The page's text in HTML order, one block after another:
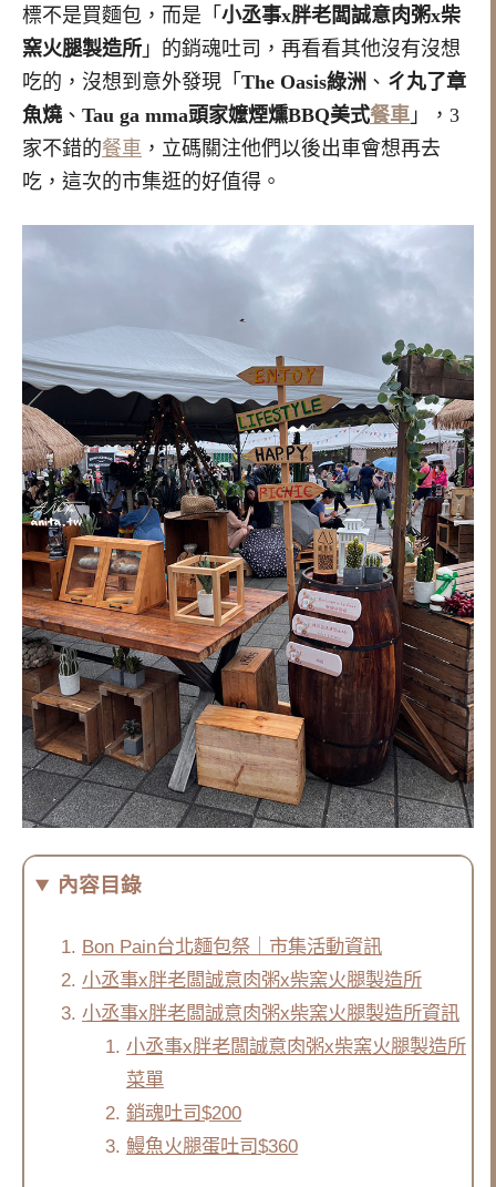
標不是買麵包，而是「 小丞事x胖老闆誠意肉粥x柴
窯火腿製造所 」的銷魂吐司，再看看其他沒有沒想
吃的，沒想到意外發現「 The Oasis綠洲 、 ㄔ丸了章
魚燒、 Tau ga mma頭家嬤煙燻BBQ美式餐車 」，3
家不錯的餐車 ，立碼關注他們以後出車會想再去
吃，這次的市集逛的好值得。
內容目錄
Bon Pain台北麵包祭｜市集活動資訊
小丞事x胖老闆誠意肉粥x柴窯火腿製造所
小丞事x胖老闆誠意肉粥x柴窯火腿製造所資訊
小丞事x胖老闆誠意肉粥x柴窯火腿製造所
菜單
銷魂吐司$200
鰻魚火腿蛋吐司$360